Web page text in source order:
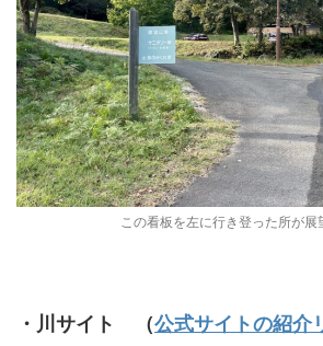
この看板を左に行き登った所が展
・川サイト （公式サイトの紹介